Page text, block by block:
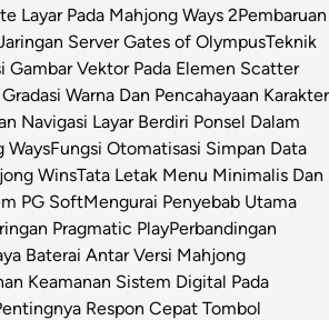
Layar Pada Mahjong Ways 2Pembaruan
Server Gates of OlympusTeknik
Gambar Vektor Pada Elemen Scatter
Warna Dan Pencahayaan Karakter
Navigasi Layar Berdiri Ponsel Dalam
WaysFungsi Otomatisasi Simpan Data
WinsTata Letak Menu Minimalis Dan
PG SoftMengurai Penyebab Utama
Pragmatic PlayPerbandingan
Baterai Antar Versi Mahjong
Keamanan Sistem Digital Pada
Respon Cepat Tombol